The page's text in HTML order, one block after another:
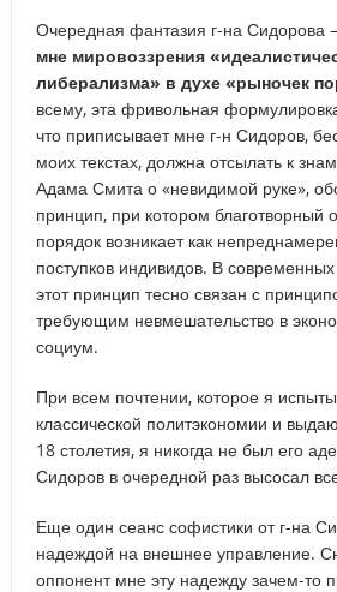
Очередная фантазия г-на Сидорова –
мне мировоззрения
либерализма» в духе «рыночек
всему, эта фривольная
что приписывает мне г-н Сидоров,
моих текстах, должна отсылать к
Адама Смита о «невидимой руке»,
принцип, при котором благотворный
порядок возникает как
поступков индивидов. В
этот принцип тесно связан с
требующим невмешательство в
социум.
При всем почтении, которое я
классической политэкономии и
18 столетия, я никогда не был его
Сидоров в очередной раз высосал
Еще один сеанс софистики от г-на
надеждой на внешнее управление.
оппонент мне эту надежду зачем-то